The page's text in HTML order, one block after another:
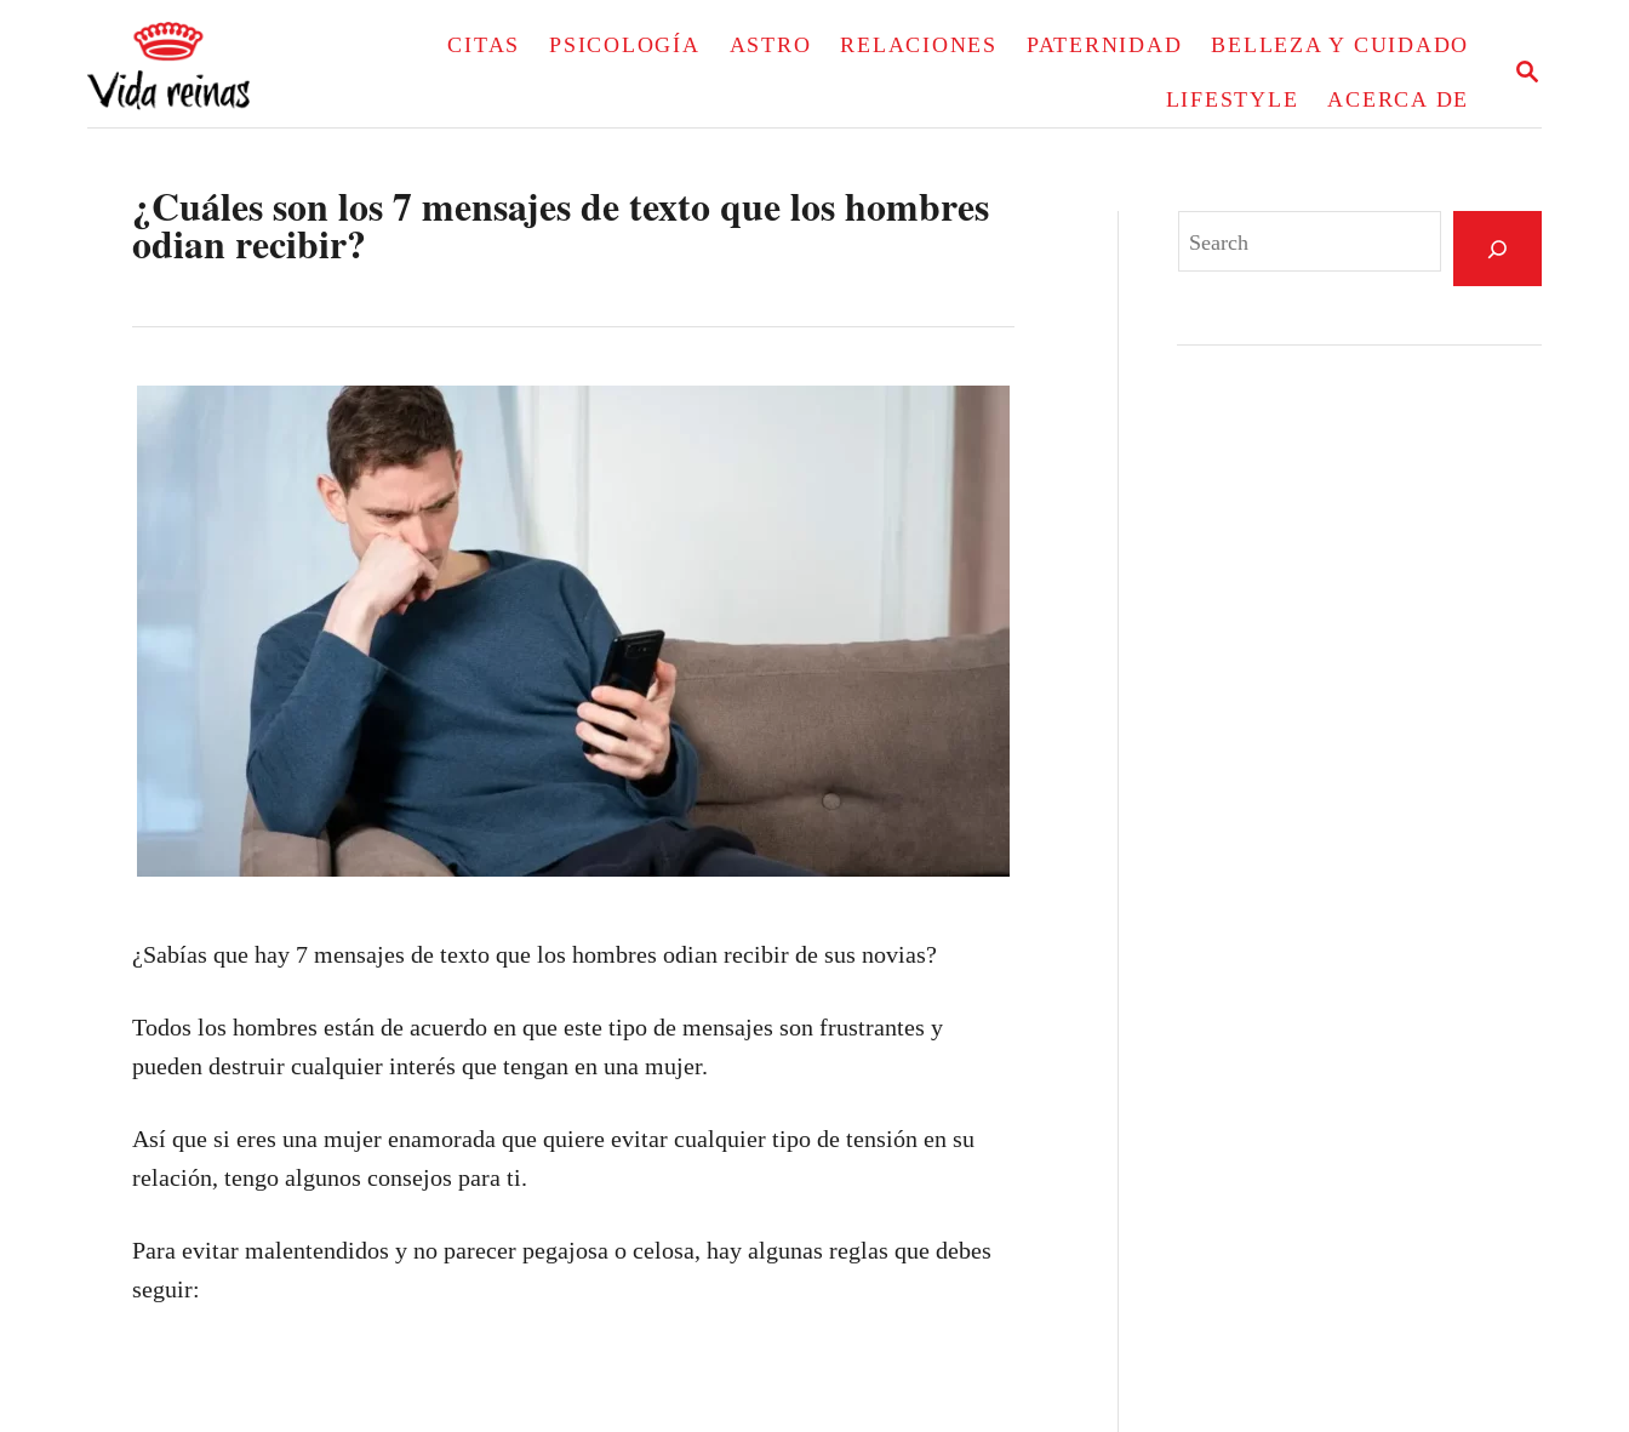
S
CITAS PSICOLOGÍA ASTRO RELACIONES PATERNIDAD BELLEZA Y CUIDADO
LIFESTYLE ACERCA DE
¿Cuáles son los 7 mensajes de texto que los hombres
odian recibir?
¿Sabías que hay 7 mensajes de texto que los hombres odian recibir de sus novias?
Todos los hombres están de acuerdo en que este tipo de mensajes son frustrantes y
pueden destruir cualquier interés que tengan en una mujer.
Así que si eres una mujer enamorada que quiere evitar cualquier tipo de tensión en su
relación, tengo algunos consejos para ti.
Para evitar malentendidos y no parecer pegajosa o celosa, hay algunas reglas que debes
seguir: